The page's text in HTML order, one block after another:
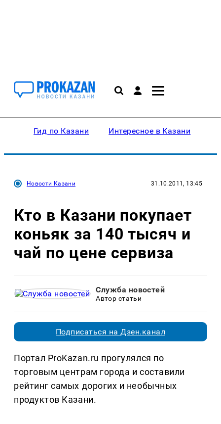
Гид по Казани Интересное в Казани
Новости Казани 31.10.2011, 13:45
Кто в Казани покупает
коньяк за 140 тысяч и
чай по цене сервиза
Служба новостей
Автор статьи
Подписаться на Дзен.канал
Портал ProKazan.ru прогулялся по
торговым центрам города и составили
рейтинг самых дорогих и необычных
продуктов Казани.